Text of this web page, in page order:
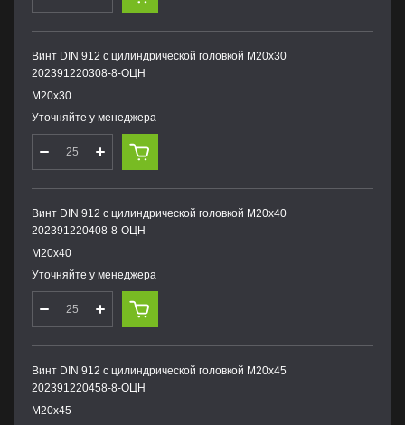
Винт DIN 912 с цилиндрической головкой М20х30
202391220308-8-ОЦН
М20х30
Уточняйте у менеджера
Винт DIN 912 с цилиндрической головкой М20х40
202391220408-8-ОЦН
М20х40
Уточняйте у менеджера
Винт DIN 912 с цилиндрической головкой М20х45
202391220458-8-ОЦН
М20х45